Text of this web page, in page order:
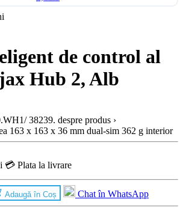
de control al
Hub 2, Alb
38239. despre produs ›
163 x 163 x 36 mm dual-sim 362 g interior
💳 Plata la livrare
Adaugă în Coș Chat în WhatsApp